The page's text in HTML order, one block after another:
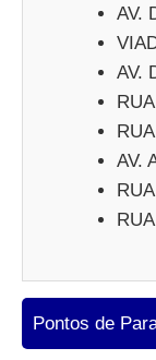
AV.
AV.
AV.
Pontos de